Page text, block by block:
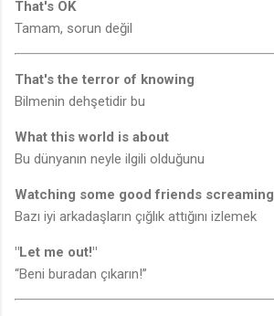
That's OK
Tamam, sorun değil
That's the terror of knowing
Bilmenin dehşetidir bu
What this world is about
Bu dünyanın neyle ilgili olduğunu
Watching some good friends screaming
Bazı iyi arkadaşların çığlık attığını izlemek
"Let me out!"
“Beni buradan çıkarın!”